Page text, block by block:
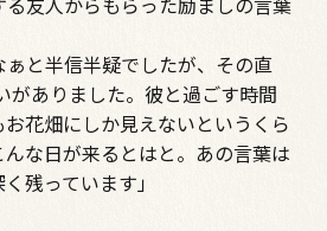
と半信半疑でしたが、その直
がありました。彼と過ごす時間
花畑にしか見えないというくら
な日が来るとはと。あの言葉は
残っています」